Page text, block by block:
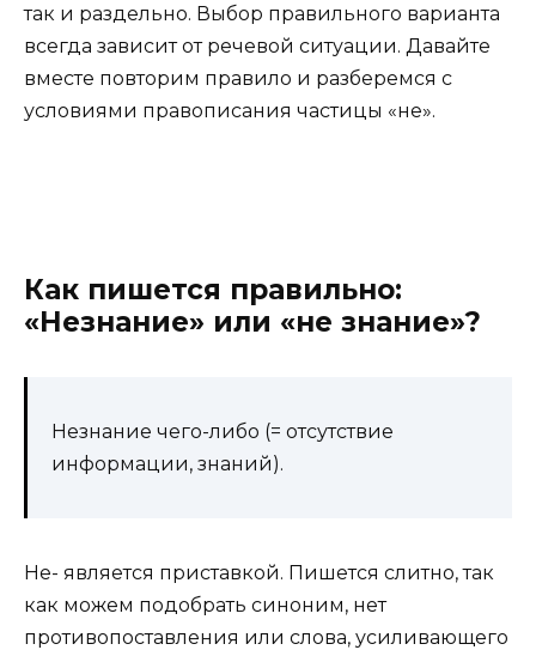
так и раздельно. Выбор правильного варианта
всегда зависит от речевой ситуации. Давайте
вместе повторим правило и разберемся с
условиями правописания частицы «не».
Как пишется правильно:
«Незнание» или «не знание»?
Незнание чего-либо (= отсутствие
информации, знаний).
Не- является приставкой. Пишется слитно, так
как можем подобрать синоним, нет
противопоставления или слова, усиливающего